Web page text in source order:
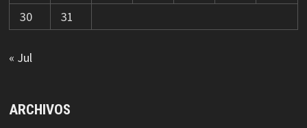
30
31
« Jul
ARCHIVOS